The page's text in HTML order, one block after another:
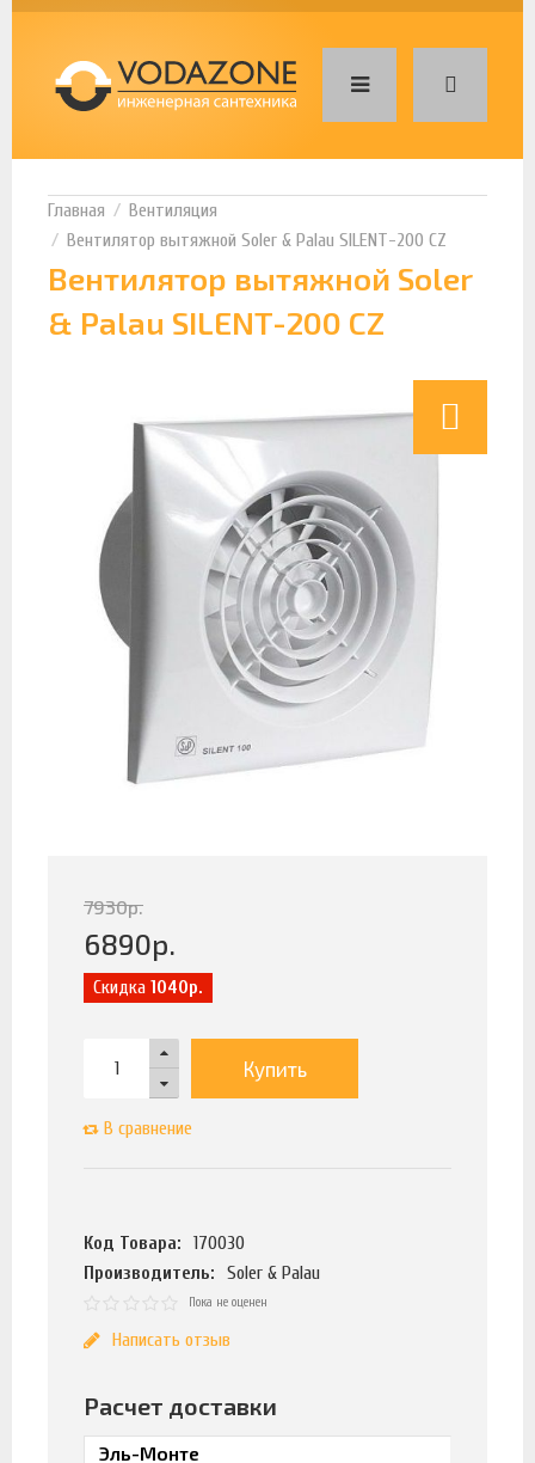
Вентиляция
Вентилятор вытяжной Soler & Palau SILENT-200 CZ
Вентилятор вытяжной Soler
& Palau SILENT-200 CZ
7930р.
6890р.
Скидка 1040р.
Купить
В сравнение
Код Товара:
170030
Производитель:
Soler & Palau
Пока не оценен
Написать отзыв
Расчет доставки